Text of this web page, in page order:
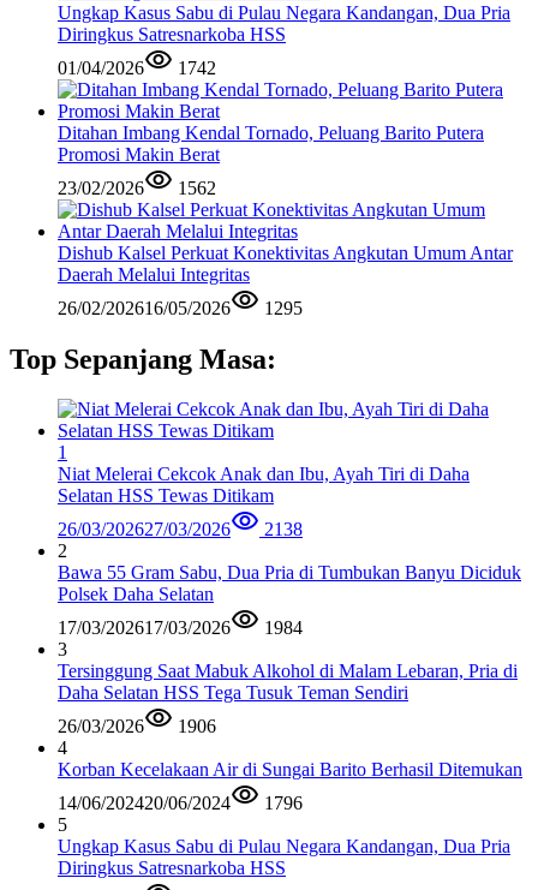
Ungkap Kasus Sabu di Pulau Negara Kandangan, Dua Pria
Diringkus Satresnarkoba HSS
01/04/2026
1742
Ditahan Imbang Kendal Tornado, Peluang Barito Putera
Promosi Makin Berat
23/02/2026
1562
Dishub Kalsel Perkuat Konektivitas Angkutan Umum Antar
Daerah Melalui Integritas
26/02/202616/05/2026 1295
Top Sepanjang Masa:
1
Niat Melerai Cekcok Anak dan Ibu, Ayah Tiri di Daha
Selatan HSS Tewas Ditikam
26/03/202627/03/2026
2138
2
Bawa 55 Gram Sabu, Dua Pria di Tumbukan Banyu Diciduk
Polsek Daha Selatan
17/03/202617/03/2026
1984
3
Tersinggung Saat Mabuk Alkohol di Malam Lebaran, Pria di
Daha Selatan HSS Tega Tusuk Teman Sendiri
26/03/2026
1906
4
Korban Kecelakaan Air di Sungai Barito Berhasil Ditemukan
14/06/202420/06/2024
1796
5
Ungkap Kasus Sabu di Pulau Negara Kandangan, Dua Pria
Diringkus Satresnarkoba HSS